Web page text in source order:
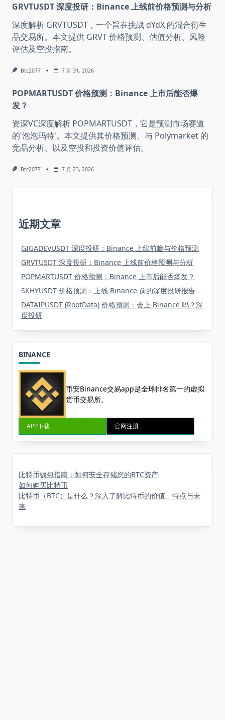
GRVTUSDT 深度投研：Binance 上线前价格预测与分析
深度解析 GRVTUSDT，一个旨在挑战 dYdX 的混合衍生
品交易所。本文提供 GRVT 价格预测、估值分析、风险
评估及空投指南。
Btc2077 7 月 31, 2026
POPMARTUSDT 价格预测：Binance 上市后能否爆
发？
资深VC深度解析 POPMARTUSDT，它是预测市场赛道
的'泡泡玛特'。本文提供其价格预测、与 Polymarket 的
竞品分析、以及空投和投资价值评估。
Btc2077 7 月 23, 2026
近期文章
GIGADEVUSDT 深度投研：Binance 上线前瞻与价格预测
GRVTUSDT 深度投研：Binance 上线前价格预测与分析
POPMARTUSDT 价格预测：Binance 上市后能否爆发？
SKHYUSDT 价格预测：上线 Binance 前的深度投研报告
DATAIPUSDT (RootData) 价格预测：会上 Binance 吗？深
度投研
BINANCE
币安Binance交易app是全球排名第一的虚拟
货币交易所。
APP下载 官网注册
比特币钱包指南：如何安全存储您的BTC资产
如何购买比特币
比特币（BTC）是什么？深入了解比特币的价值、特点与未
来